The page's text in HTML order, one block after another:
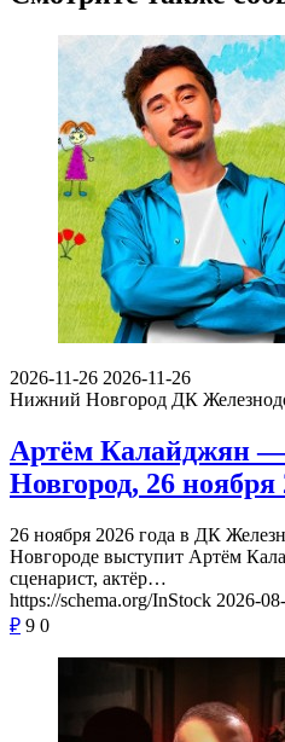
2026-11-26 2026-11-26
Нижний Новгород ДК
Артём Калайджян
Новгород, 26 ноября
26 ноября 2026 года в ДК
Новгороде выступит Артём
сценарист, актёр…
https://schema.org/InStock 2026-
₽ 9 0